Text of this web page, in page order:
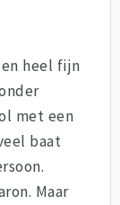
heel fijn
met een
baat
Maar